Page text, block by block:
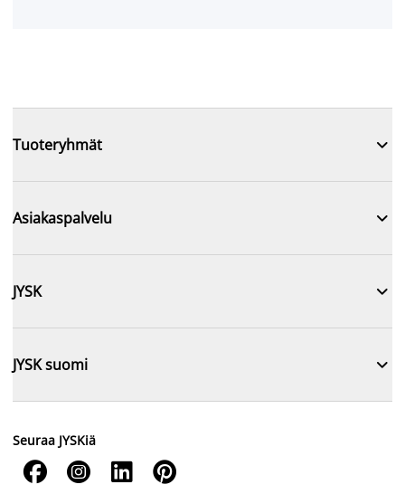
Tuoteryhmät 
Asiakaspalvelu 
JYSK 
JYSK suomi 
Seuraa JYSKiä
   